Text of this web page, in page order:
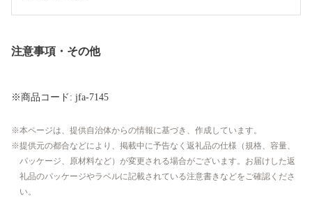
注意事項・その他
※商品コード: jfa-7145
本ページは、提供自治体からの情報に基づき、作成しています。
提供元の都合などにより、掲載中に予告なく返礼品の仕様（規格、容量、
パッケージ、原材料など）が変更される場合がございます。お届けした返
礼品のパッケージやラベルに記載されている注意書きなどをご確認くださ
い。